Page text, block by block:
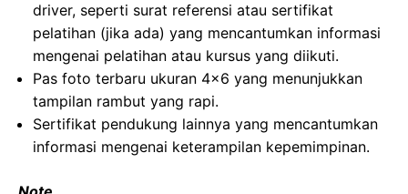
driver, seperti surat referensi atau sertifikat
pelatihan (jika ada) yang mencantumkan informasi
mengenai pelatihan atau kursus yang diikuti.
Pas foto terbaru ukuran 4×6 yang menunjukkan
tampilan rambut yang rapi.
Sertifikat pendukung lainnya yang mencantumkan
informasi mengenai keterampilan kepemimpinan.